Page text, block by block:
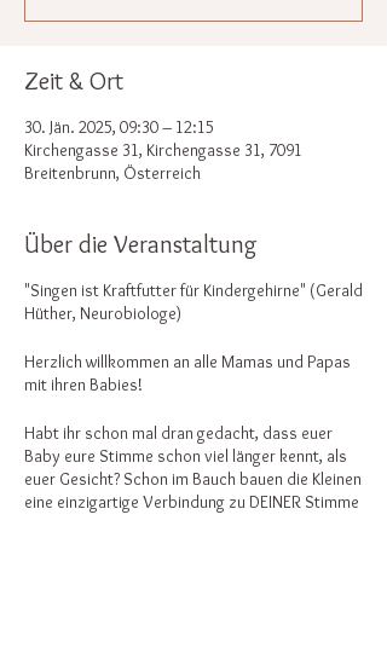
Zeit & Ort
30. Jän. 2025, 09:30 – 12:15
Kirchengasse 31, Kirchengasse 31, 7091
Breitenbrunn, Österreich
Über die Veranstaltung
"Singen ist Kraftfutter für Kindergehirne" (Gerald
Hüther, Neurobiologe)
Herzlich willkommen an alle Mamas und Papas
mit ihren Babies!
Habt ihr schon mal dran gedacht, dass euer
Baby eure Stimme schon viel länger kennt, als
euer Gesicht? Schon im Bauch bauen die Kleinen
eine einzigartige Verbindung zu DEINER Stimme